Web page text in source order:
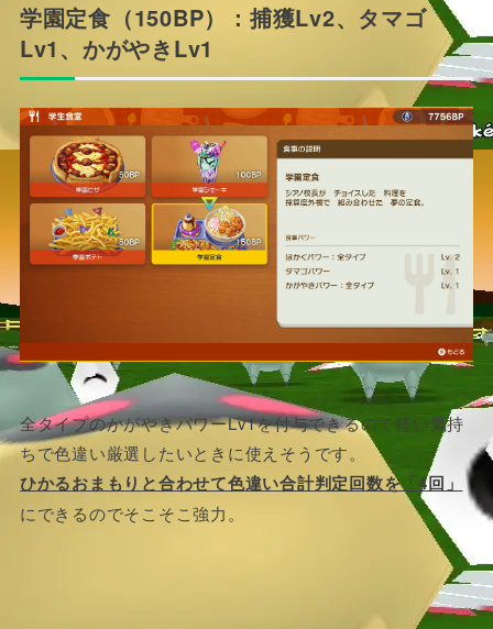
学園定食（150BP）：捕獲Lv2、タマゴ
Lv1、かがやきLv1
全タイプのかがやきパワーLv1を付与できるので軽い気持
ちで色違い厳選したいときに使えそうです。
ひかるおまもりと合わせて色違い合計判定回数を「4回」
にできるのでそこそこ強力。